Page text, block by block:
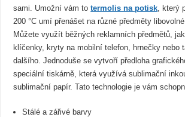
sami. Umožní vám totermolis na potisk, který
200 °C umí přenášet na různé předměty
Můžete využít běžných reklamních předmětů,
klíčenky, kryty na mobilní telefon, hrnečky nebo
dalšího. Jednoduše se vytvoří předloha
speciální tiskárně, která využívá sublimační
sublimační papír. Tato technologie je vám
Stálé a zářivé barvy